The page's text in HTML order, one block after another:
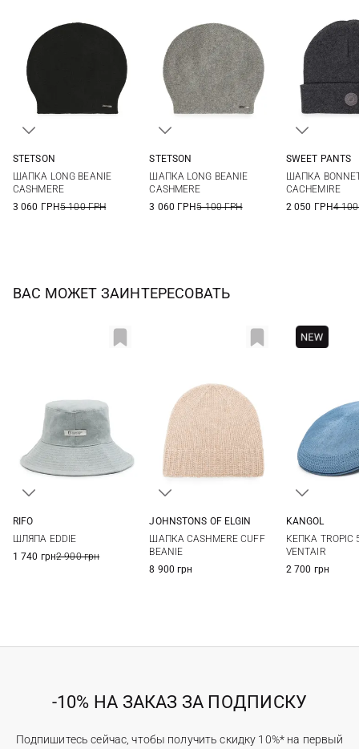
STETSON
ШАПКА LONG BEANIE
CASHMERE
3 060 ГРН5 100 ГРН
STETSON
ШАПКА LONG BEANIE
CASHMERE
3 060 ГРН5 100 ГРН
SWEET PANTS
ШАПКА
CACHEMIRE
2 050 ГРН4
ВАС МОЖЕТ ЗАИНТЕРЕСОВАТЬ
RIFO
ШЛЯПА EDDIE
1 740 грн2 900 грн
JOHNSTONS OF ELGIN
ШАПКА CASHMERE CUFF
BEANIE
8 900 грн
KANGOL
КЕПКА TROPIC
VENTAIR
2 700 грн
-10% НА ЗАКАЗ ЗА ПОДПИСКУ
Подпишитесь сейчас, чтобы получить скидку 10%* на первый